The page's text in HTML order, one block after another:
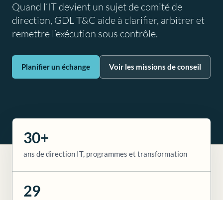
Quand l’IT devient un sujet de comité de
direction, GDL T&C aide à clarifier, arbitrer et
remettre l’exécution sous contrôle.
Planifier un échange Voir les missions de conseil
30+
ans de direction IT, programmes et transformation
29